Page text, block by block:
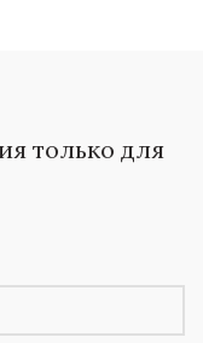
только для